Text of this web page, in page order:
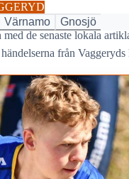
Värnamo
Gnosjö
de senaste lokala
från